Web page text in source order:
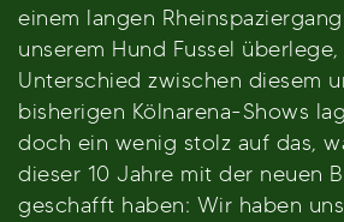
einem langen
unserem Hund Fussel
Unterschied zwischen diesem
bisherigen Kölnarena-Shows
doch ein wenig stolz auf das,
dieser 10 Jahre mit der neuen
geschafft haben: Wir haben